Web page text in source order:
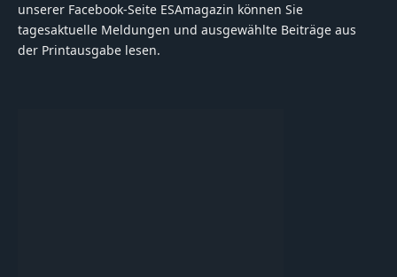
unserer Facebook-Seite ESAmagazin können Sie
tagesaktuelle Meldungen und ausgewählte Beiträge aus
der Printausgabe lesen.